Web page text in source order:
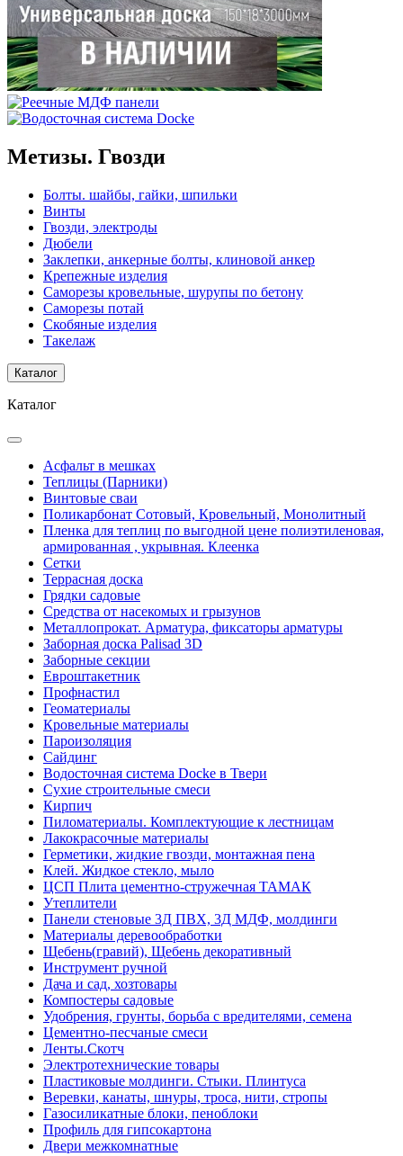
Метизы. Гвозди
Болты. шайбы, гайки, шпильки
Винты
Гвозди, электроды
Дюбели
Заклепки, анкерные болты, клиновой анкер
Крепежные изделия
Саморезы кровельные, шурупы по бетону
Саморезы потай
Скобяные изделия
Такелаж
Каталог
Каталог
Асфальт в мешках
Теплицы (Парники)
Винтовые сваи
Поликарбонат Сотовый, Кровельный, Монолитный
Пленка для теплиц по выгодной цене полиэтиленовая,
армированная , укрывная. Клеенка
Сетки
Террасная доска
Грядки садовые
Средства от насекомых и грызунов
Металлопрокат. Арматура, фиксаторы арматуры
Заборная доска Palisad 3D
Заборные секции
Евроштакетник
Профнастил
Геоматериалы
Кровельные материалы
Пароизоляция
Сайдинг
Водосточная система Docke в Твери
Сухие строительные смеси
Кирпич
Пиломатериалы. Комплектующие к лестницам
Лакокрасочные материалы
Герметики, жидкие гвозди, монтажная пена
Клей. Жидкое стекло, мыло
ЦСП Плита цементно-стружечная ТАМАК
Утеплители
Панели стеновые 3Д ПВХ, 3Д МДФ, молдинги
Материалы деревообработки
Щебень(гравий), Щебень декоративный
Инструмент ручной
Дача и сад, хозтовары
Компостеры садовые
Удобрения, грунты, борьба с вредителями, семена
Цементно-песчаные смеси
Ленты.Скотч
Электротехнические товары
Пластиковые молдинги. Стыки. Плинтуса
Веревки, канаты, шнуры, троса, нити, стропы
Газосиликатные блоки, пеноблоки
Профиль для гипсокартона
Двери межкомнатные